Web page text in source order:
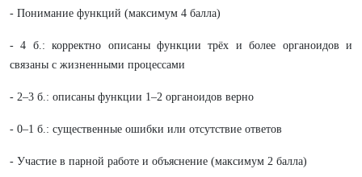
- Понимание функций (максимум 4 балла)
- 4 б.: корректно описаны функции трёх и более органоидов и
связаны с жизненными процессами
- 2–3 б.: описаны функции 1–2 органоидов верно
- 0–1 б.: существенные ошибки или отсутствие ответов
- Участие в парной работе и объяснение (максимум 2 балла)